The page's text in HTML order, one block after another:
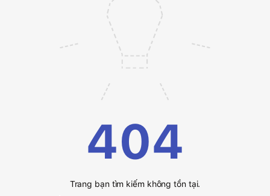
404
Trang bạn tìm kiếm không tồn tại.